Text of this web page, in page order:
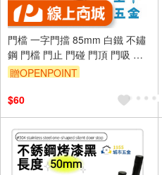
門檔 一字門擋 85mm 白鐵 不鏽
鋼 門檔 門止 門碰 門頂 門吸 附
螺絲
贈OPENPOINT
$60